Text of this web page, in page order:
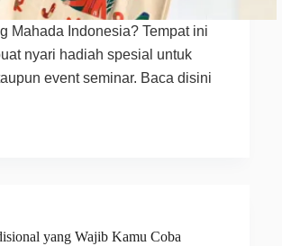
Mahada Indonesia? Tempat ini
nyari hadiah spesial untuk
event seminar. Baca disini
yang Wajib Kamu Coba